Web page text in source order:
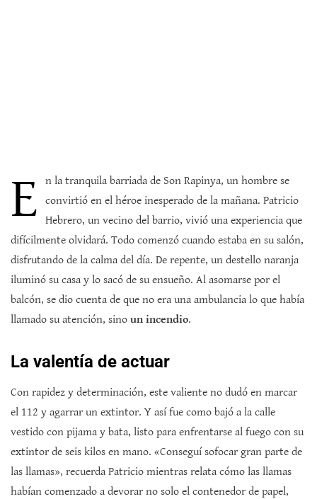
E
n la tranquila barriada de Son Rapinya, un hombre se
convirtió en el héroe inesperado de la mañana. Patricio
Hebrero, un vecino del barrio, vivió una experiencia que
difícilmente olvidará. Todo comenzó cuando estaba en su salón,
disfrutando de la calma del día. De repente, un destello naranja
iluminó su casa y lo sacó de su ensueño. Al asomarse por el
balcón, se dio cuenta de que no era una ambulancia lo que había
llamado su atención, sino un incendio.
La valentía de actuar
Con rapidez y determinación, este valiente no dudó en marcar
el 112 y agarrar un extintor. Y así fue como bajó a la calle
vestido con pijama y bata, listo para enfrentarse al fuego con su
extintor de seis kilos en mano. «Conseguí sofocar gran parte de
las llamas», recuerda Patricio mientras relata cómo las llamas
habían comenzado a devorar no solo el contenedor de papel,